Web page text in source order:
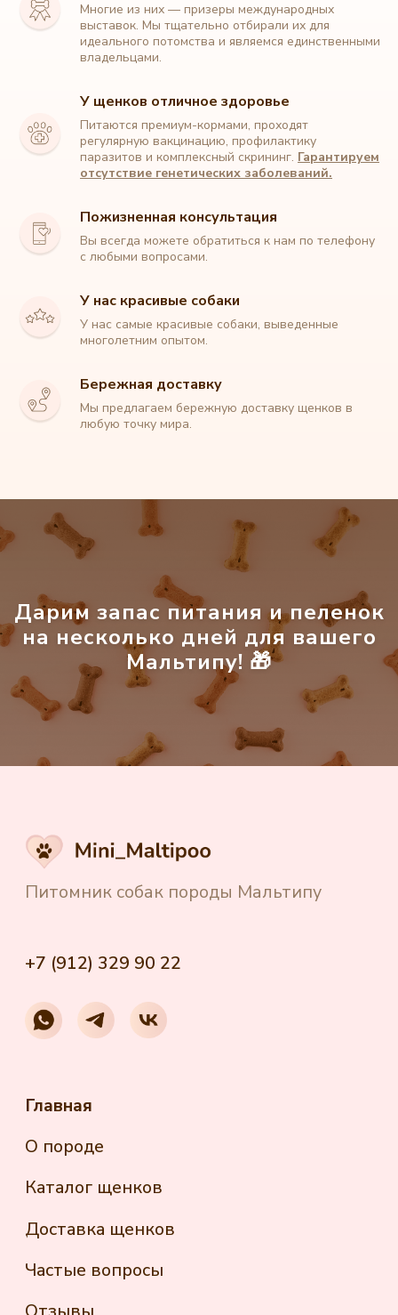
Многие из них — призеры международных
выставок. Мы тщательно отбирали их для
идеального потомства и являемся единственными
владельцами.
У щенков отличное здоровье
Питаются премиум-кормами, проходят
регулярную вакцинацию, профилактику
паразитов и комплексный скрининг. Гарантируем
отсутствие генетических заболеваний.
Пожизненная консультация
Вы всегда можете обратиться к нам по телефону
с любыми вопросами.
У нас красивые собаки
У нас самые красивые собаки, выведенные
многолетним опытом.
Бережная доставку
Мы предлагаем бережную доставку щенков в
любую точку мира.
Дарим запас питания и пеленок
на несколько дней для вашего
Мальтипу! 🎁
+7 (912) 329 90 22
Питомник собак породы Мальтипу
О породе
Каталог щенков
Частые вопросы
Контакты
Политика в отношении обработки
Создание и продвижение сайта